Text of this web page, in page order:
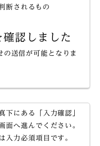
断されるもの
確認しました
送信が可能となりま
下にある「入力確認」
面へ進んでください。
入力必須項目です。